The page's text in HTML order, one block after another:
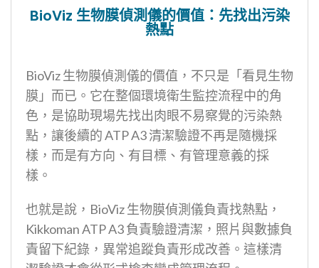
BioViz 生物膜偵測儀的價值：先找出污染
熱點
BioViz 生物膜偵測儀的價值，不只是「看見生物
膜」而已。它在整個環境衛生監控流程中的角
色，是協助現場先找出肉眼不易察覺的污染熱
點，讓後續的 ATP A3 清潔驗證不再是隨機採
樣，而是有方向、有目標、有管理意義的採
樣。
也就是說，BioViz 生物膜偵測儀負責找熱點，
Kikkoman ATP A3 負責驗證清潔，照片與數據負
責留下紀錄，異常追蹤負責形成改善。這樣清